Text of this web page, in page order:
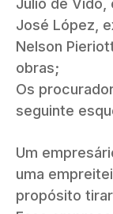
José López,
Nelson
obras;
Os
seguinte
Um
uma
propósito